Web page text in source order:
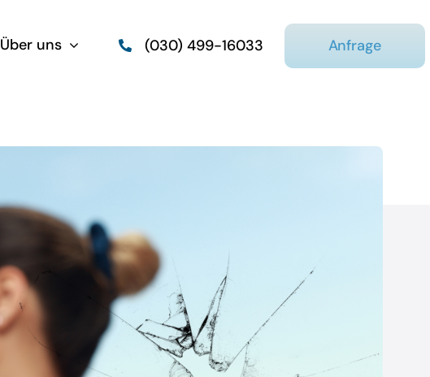
Über uns (030) 499-16033 Anfrage